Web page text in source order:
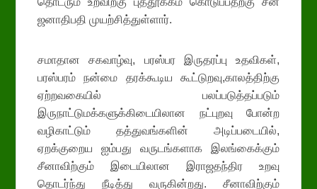
ஜனாதிபதி முயற்சித்துள்ளார்.
சமாதான சகவாழ்வு, பரஸ்பர இருதரப்பு உதவிகள்,
பரஸ்பரம் நன்மை தரக்கூடிய கூட்டுறவு,காலத்திற்கு
ஏற்றவகையில் பலப்படுத்தப்படும்
இருநாட்டுமக்களுக்கிடையிலான நட்புறவு போன்ற
வழிகாட்டும் தத்துவங்களின் அடிப்படையில்,
ஏறக்குறைய ஐம்பது வருடங்களாக இலங்கைக்கும்
சீனாவிற்கும் இடையிலான இராஜதந்திர உறவு
தொடர்ந்து நீடித்து வருகின்றது. சீனாவிற்கும்